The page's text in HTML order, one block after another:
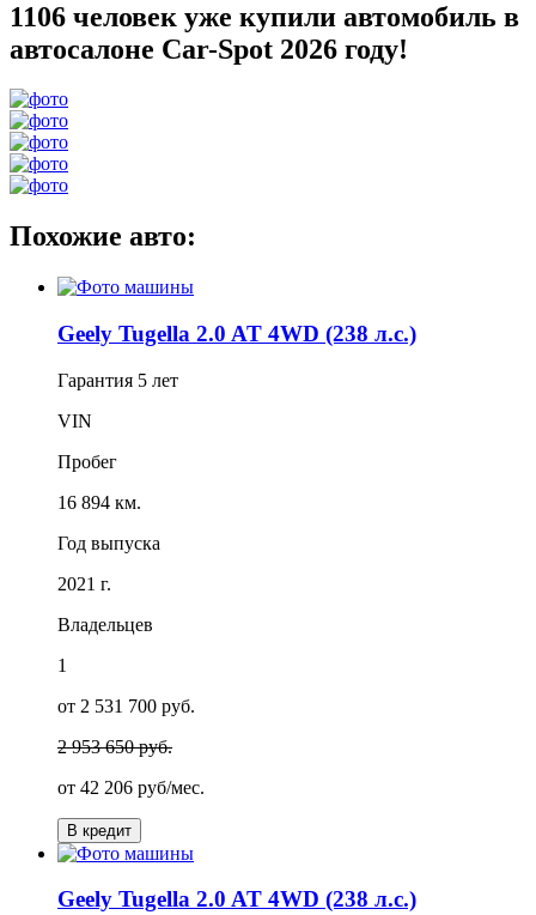
1106 человек уже купили автомобиль в
автосалоне Car-Spot 2026 году!
Похожие авто:
Geely Tugella 2.0 AT 4WD (238 л.с.)
Гарантия 5 лет
VIN
Пробег
16 894 км.
Год выпуска
2021 г.
Владельцев
1
от 2 531 700 руб.
2 953 650 руб.
от 42 206 руб/мес.
В кредит
Geely Tugella 2.0 AT 4WD (238 л.с.)